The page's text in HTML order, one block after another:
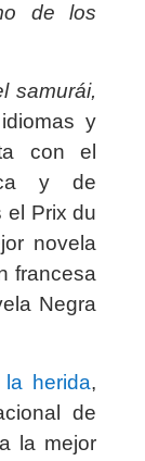
de los
samurái,
y
con el
y de
el Prix du
novela
francesa
Negra
la herida,
de
la mejor